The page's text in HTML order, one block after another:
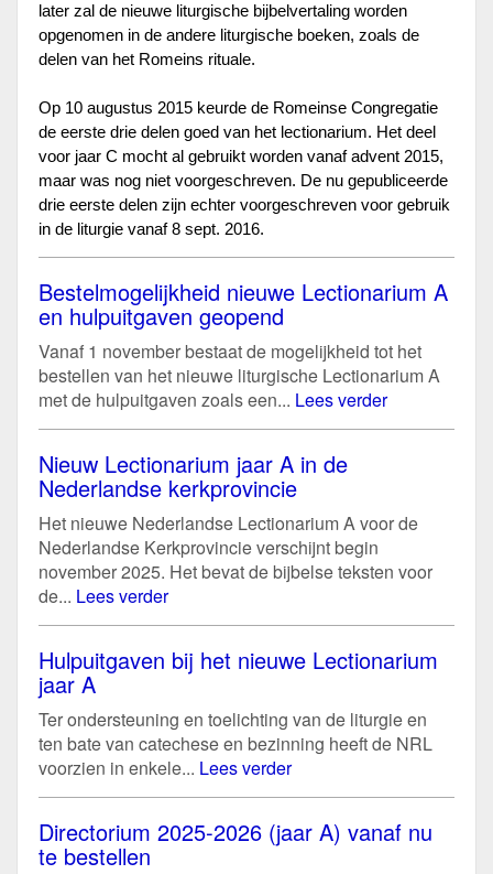
later zal de nieuwe liturgische bijbelvertaling worden
opgenomen in de andere liturgische boeken, zoals de
delen van het Romeins rituale.
Op 10 augustus 2015 keurde de Romeinse Congregatie
de eerste drie delen goed van het lectionarium. Het deel
voor jaar C mocht al gebruikt worden vanaf advent 2015,
maar was nog niet voorgeschreven. De nu gepubliceerde
drie eerste delen zijn echter voorgeschreven voor gebruik
in de liturgie vanaf 8 sept. 2016.
Bestelmogelijkheid nieuwe Lectionarium A
en hulpuitgaven geopend
Vanaf 1 november bestaat de mogelijkheid tot het
bestellen van het nieuwe liturgische Lectionarium A
met de hulpuitgaven zoals een... Lees verder
Nieuw Lectionarium jaar A in de
Nederlandse kerkprovincie
Het nieuwe Nederlandse Lectionarium A voor de
Nederlandse Kerkprovincie verschijnt begin
november 2025. Het bevat de bijbelse teksten voor
de... Lees verder
Hulpuitgaven bij het nieuwe Lectionarium
jaar A
Ter ondersteuning en toelichting van de liturgie en
ten bate van catechese en bezinning heeft de NRL
voorzien in enkele... Lees verder
Directorium 2025-2026 (jaar A) vanaf nu
te bestellen